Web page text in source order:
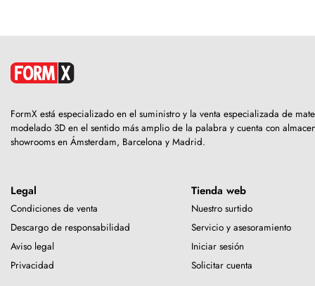
FormX está especializado en el suministro y la venta especializada de
modelado 3D en el sentido más amplio de la palabra y cuenta con
showrooms en Ámsterdam, Barcelona y Madrid.
Legal
Condiciones de venta
Descargo de responsabilidad
Aviso legal
Privacidad
Tienda web
Nuestro surtido
Servicio y asesoramiento
Iniciar sesión
Solicitar cuenta